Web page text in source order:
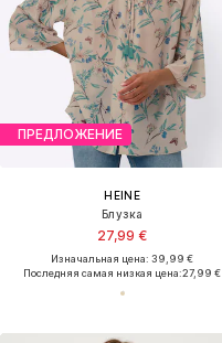
ПРЕДЛОЖЕНИЕ
HEINE
Блузка
27,99 €
Изначальная цена: 39,99 €
Последняя самая низкая цена:27,99 €